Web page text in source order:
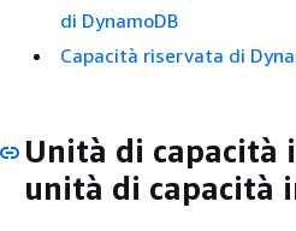
di DynamoDB
Capacità riservata di
Unità di capacità
unità di capacità